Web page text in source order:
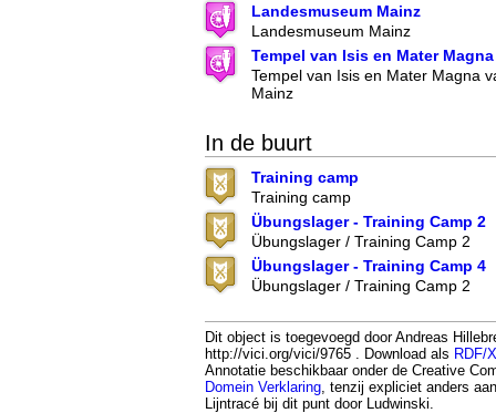
Landesmuseum Mainz
Landesmuseum Mainz
Tempel van Isis en Mater Magna
Tempel van Isis en Mater Magna
Mainz
In de buurt
Training camp
Training camp
Übungslager - Training Camp 2
Übungslager / Training Camp 2
Übungslager - Training Camp 4
Übungslager / Training Camp 2
Dit object is toegevoegd door Andreas
http://vici.org/vici/9765 . Download als RDF/
Annotatie beschikbaar onder de Creative
Domein Verklaring , tenzij expliciet anders
Lijntracé bij dit punt door Ludwinski.